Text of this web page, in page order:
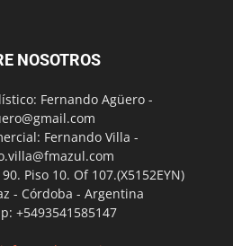
NOSOTROS
Fernando Agüero -
Fernando Villa -
Piso 10. Of 107.(X5152EYN)
- Córdoba - Argentina
+5493541585147